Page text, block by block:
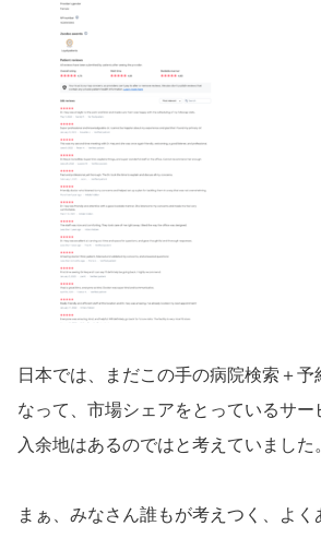
日本では、まだこの手の病院検索＋予
なって、市場シェアをとっているサー
入余地はあるのではと考えていました
まぁ、みなさん誰もが考えつく、よく